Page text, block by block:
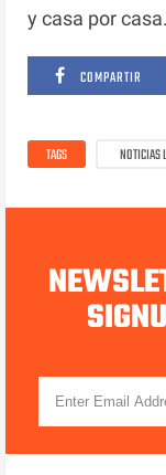
y casa por casa.
COMPARTIR
TAGS NOTICIAS